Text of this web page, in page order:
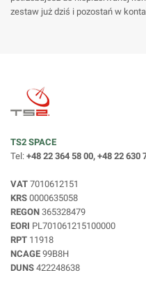
zestaw już dziś i pozostań w
TS2 SPACE
Tel: +48 22 364 58 00, +48 22 630
VAT 7010612151
KRS 0000635058
REGON 365328479
EORI PL701061215100000
RPT 11918
NCAGE 99B8H
DUNS 422248638